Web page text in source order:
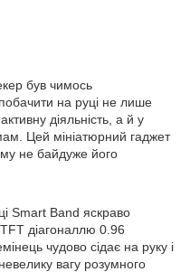
був чимось
на руці не лише
діяльність, а й у
Цей мініатюрний гаджет
не байдуже його
Smart Band яскраво
діагоналлю 0.96
чудово сідає на руку і
вагу розумного